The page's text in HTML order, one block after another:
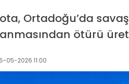
Ortadoğu’da
ötürü
05-2026 11:00
Değişikliği
“Diyarbakır Afet
paylaşımı